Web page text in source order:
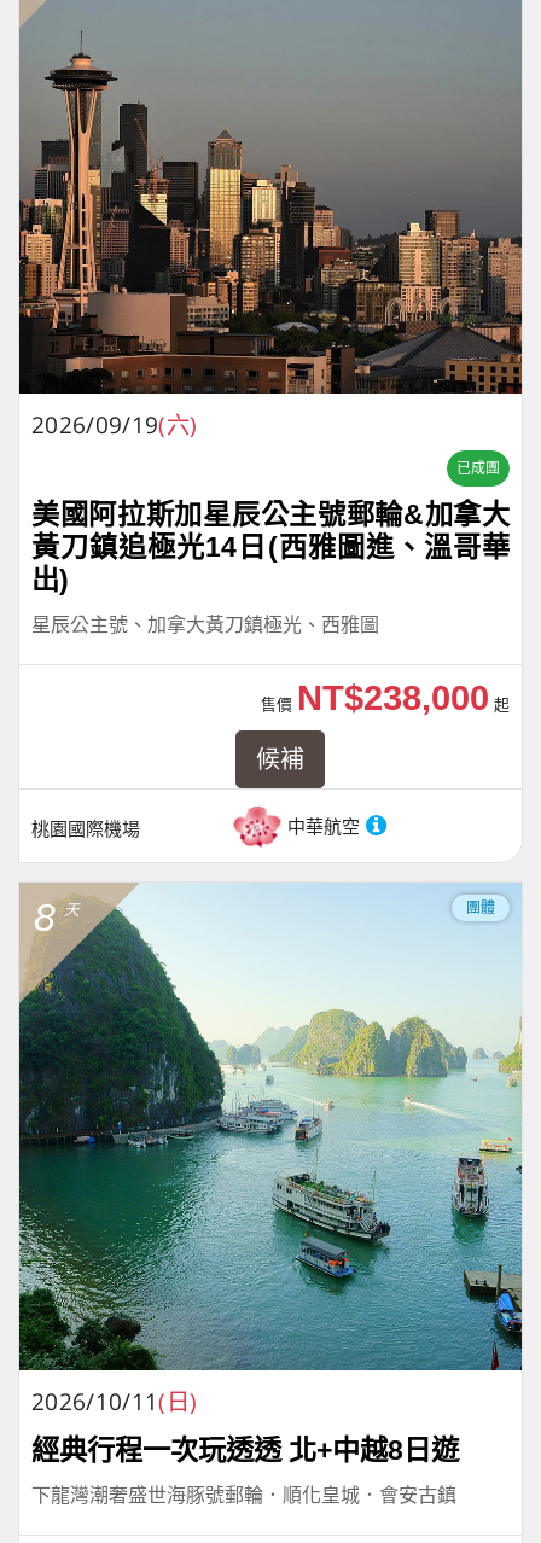
2026/09/19(六)
已成團
美國阿拉斯加星辰公主號郵輪&加拿大
黃刀鎮追極光14日(西雅圖進、溫哥華
出)
星辰公主號、加拿大黃刀鎮極光、西雅圖
桃園國際機場 中華航空
售價 NT$238,000 起
候補
8 天 團體
2026/10/11(日)
經典行程一次玩透透 北+中越8日遊
下龍灣潮奢盛世海豚號郵輪．順化皇城．會安古鎮